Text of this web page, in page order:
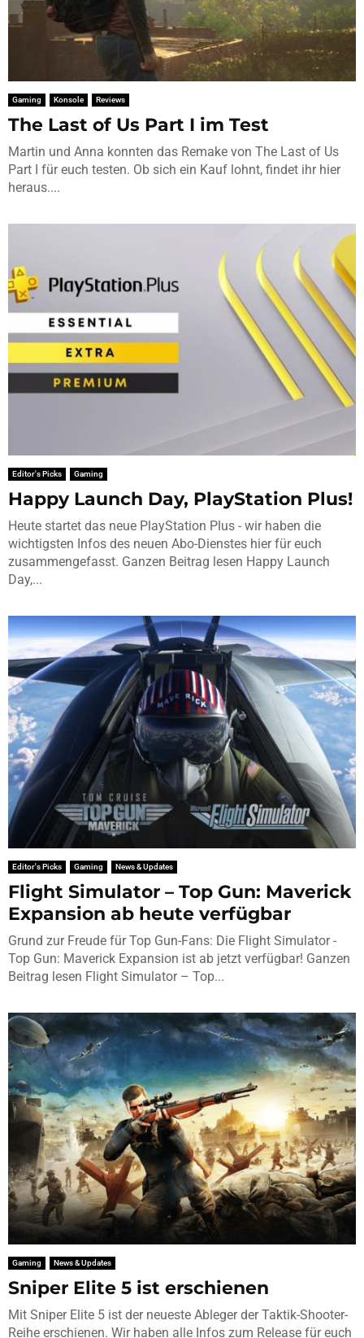
Gaming Konsole Reviews
The Last of Us Part I im Test
Martin und Anna konnten das Remake von The Last of Us
Part I für euch testen. Ob sich ein Kauf lohnt, findet ihr hier
heraus....
Editor's Picks Gaming
Happy Launch Day, PlayStation Plus!
Heute startet das neue PlayStation Plus - wir haben die
wichtigsten Infos des neuen Abo-Dienstes hier für euch
zusammengefasst. Ganzen Beitrag lesen Happy Launch
Day,...
Editor's Picks Gaming News & Updates
Flight Simulator – Top Gun: Maverick
Expansion ab heute verfügbar
Grund zur Freude für Top Gun-Fans: Die Flight Simulator -
Top Gun: Maverick Expansion ist ab jetzt verfügbar! Ganzen
Beitrag lesen Flight Simulator – Top...
Gaming News & Updates
Sniper Elite 5 ist erschienen
Mit Sniper Elite 5 ist der neueste Ableger der Taktik-Shooter-
Reihe erschienen. Wir haben alle Infos zum Release für euch